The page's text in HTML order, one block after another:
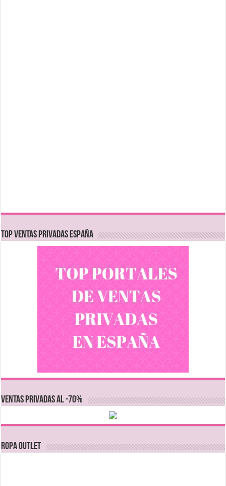
TOP VENTAS PRIVADAS ESPAÑA
VENTAS PRIVADAS AL -70%
Ropa Outlet